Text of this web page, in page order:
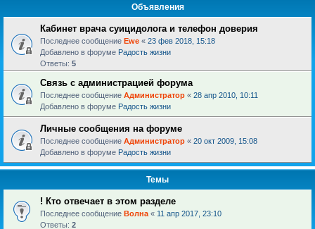
Объявления
Кабинет врача суицидолога и телефон доверия
Последнее сообщение Ewe « 23 фев 2018, 15:18
Добавлено в форуме Радость жизни
Ответы: 5
Связь с администрацией форума
Последнее сообщение Администратор « 28 апр 2010, 10:11
Добавлено в форуме Радость жизни
Личные сообщения на форуме
Последнее сообщение Администратор « 20 окт 2009, 15:08
Добавлено в форуме Радость жизни
Темы
! Кто отвечает в этом разделе
Последнее сообщение Волна « 11 апр 2017, 23:10
Ответы: 2